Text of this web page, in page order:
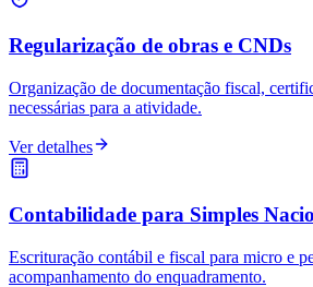
Regularização de obras e CNDs
Organização de documentação fiscal,
necessárias para a atividade.
Ver detalhes
Contabilidade para Simples
Escrituração contábil e fiscal para micro e
acompanhamento do enquadramento.